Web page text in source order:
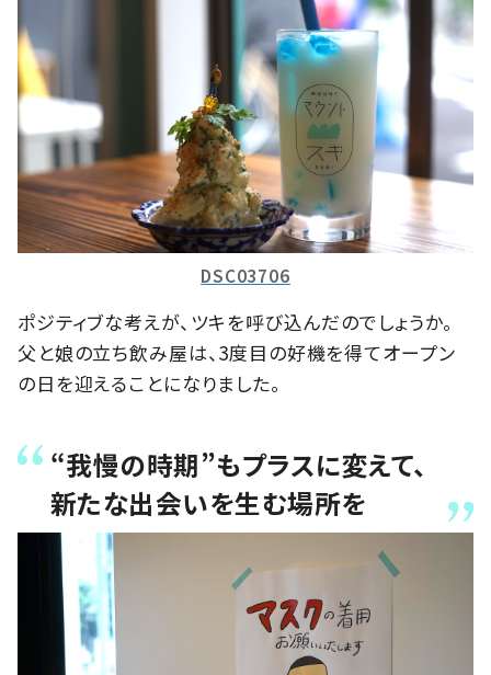
DSC03706
ポジティブな考えが、ツキを呼び込んだのでしょうか。
父と娘の立ち飲み屋は、3度目の好機を得てオープン
の日を迎えることになりました。
“我慢の時期”もプラスに変えて、
新たな出会いを生む場所を